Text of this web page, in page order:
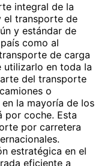
integral de la
el transporte de
y estándar de
como al
de carga
utilizarlo en toda la
del transporte
o
la mayoría de los
por coche. Esta
por carretera
estratégica en el
eficiente a